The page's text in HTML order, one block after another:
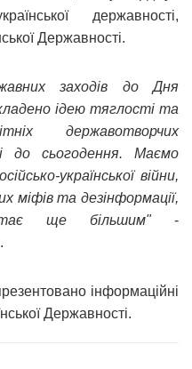
державності,
Державності.
заходів до Дня
ідею тяглості та
державотворчих
до сьогодення. Маємо
української війни,
міфів та дезінформації,
ще більшим"-
.
інформаційні
Державності.